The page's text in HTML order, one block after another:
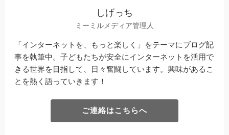
しげっち
ミーミルメディア管理人
「インターネットを、もっと楽しく」をテーマにブログ記
事を執筆中。子どもたちが安全にインターネットを活用で
きる世界を目指して、日々奮闘しています。興味があるこ
とを熱く語っていきます！
ご連絡はこちらへ